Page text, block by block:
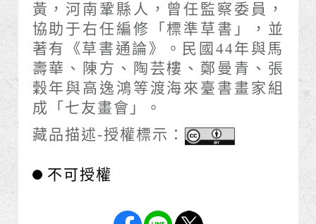
黃，河南鞏縣人，曾任監察委員，
協助于右任編修「標準草書」，並
著有《草書通論》。民國44年與馬
壽華、陳方、陶芸樓、鄭曼青、張
穀年與高逸鴻等渡海來臺書畫家組
成「七友畫會」。
藏品描述-授權標示：
不可授權